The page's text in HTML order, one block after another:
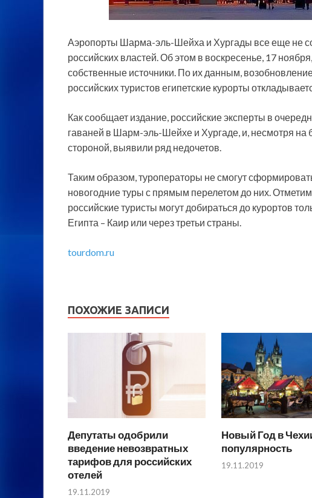
Аэропорты Шарма-эль-Шейха и Хургады все еще не
российских властей. Об этом в воскресенье, 17
собственные источники. По их данным,
российских туристов египетские курорты
Как сообщает издание, российские эксперты в
гаваней в Шарм-эль-Шейхе и Хургаде, и, несмотря на
стороной, выявили ряд недочетов.
Таким образом, туроператоры не смогут
новогодние туры с прямым перелетом до них.
российские туристы могут добираться до курортов
Египта – Каир или через третьи страны.
tourdom.ru
ПОХОЖИЕ ЗАПИСИ
Депутаты одобрили
введение невозвратных
тарифов для российских
отелей
19.11.2019
Новый Год в
популярность
19.11.2019